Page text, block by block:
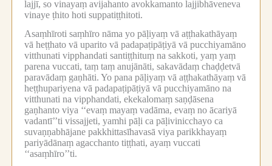
lajjī, so vinayaṃ avijahanto avokkamanto lajjibhāveneva
vinaye ṭhito hoti suppatiṭṭhitoti.
Asaṃhīroti saṃhīro nāma yo pāḷiyaṃ vā aṭṭhakathāyaṃ
vā heṭṭhato vā uparito vā padapaṭipāṭiyā vā pucchiyamāno
vitthunati vipphandati santiṭṭhituṃ na sakkoti, yaṃ yaṃ
parena vuccati, taṃ taṃ anujānāti, sakavādaṃ chaḍḍetvā
paravādaṃ gaṇhāti. Yo pana pāḷiyaṃ vā aṭṭhakathāyaṃ vā
heṭṭhupariyena vā padapaṭipāṭiyā vā pucchiyamāno na
vitthunati na vipphandati, ekekalomaṃ saṇḍāsena
gaṇhanto viya ‘‘evaṃ mayaṃ vadāma, evaṃ no ācariyā
vadantī’’ti vissajjeti, yamhi pāḷi ca pāḷivinicchayo ca
suvaṇṇabhājane pakkhittasīhavasā viya parikkhayaṃ
pariyādānaṃ agacchanto tiṭṭhati, ayaṃ vuccati
‘‘asaṃhīro’’ti.